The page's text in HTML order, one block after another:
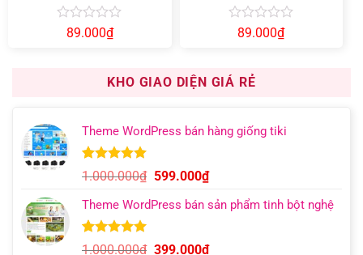
Được
89.000₫
Được
5
89.000₫
KHO GIAO DIỆN GIÁ RẺ
Theme WordPress bán hàng giống tiki
5.00trên 5
dựa trên
11
đánh giá
1.000.000₫ Giá
là:
599.000₫Giá
tại
599.000₫.
Theme WordPress bán sản phẩm tinh bột nghệ
5.00trên 5
6
1.000.000₫ Giá
399.000₫Giá